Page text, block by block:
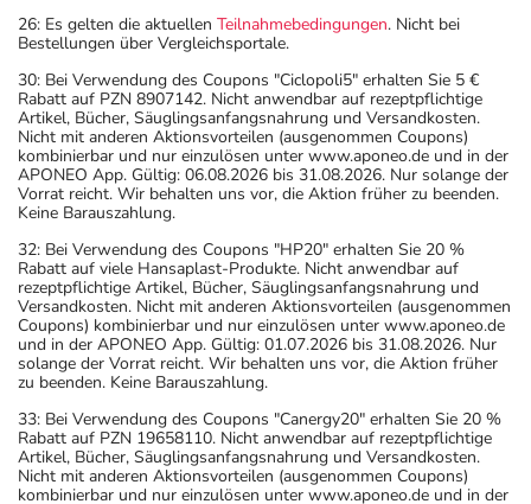
26: Es gelten die aktuellen Teilnahmebedingungen. Nicht bei
Bestellungen über Vergleichsportale.
30: Bei Verwendung des Coupons "Ciclopoli5" erhalten Sie 5 €
Rabatt auf PZN 8907142. Nicht anwendbar auf rezeptpflichtige
Artikel, Bücher, Säuglingsanfangsnahrung und Versandkosten.
Nicht mit anderen Aktionsvorteilen (ausgenommen Coupons)
kombinierbar und nur einzulösen unter www.aponeo.de und in der
APONEO App. Gültig: 06.08.2026 bis 31.08.2026. Nur solange der
Vorrat reicht. Wir behalten uns vor, die Aktion früher zu beenden.
Keine Barauszahlung.
32: Bei Verwendung des Coupons "HP20" erhalten Sie 20 %
Rabatt auf viele Hansaplast-Produkte. Nicht anwendbar auf
rezeptpflichtige Artikel, Bücher, Säuglingsanfangsnahrung und
Versandkosten. Nicht mit anderen Aktionsvorteilen (ausgenommen
Coupons) kombinierbar und nur einzulösen unter www.aponeo.de
und in der APONEO App. Gültig: 01.07.2026 bis 31.08.2026. Nur
solange der Vorrat reicht. Wir behalten uns vor, die Aktion früher
zu beenden. Keine Barauszahlung.
33: Bei Verwendung des Coupons "Canergy20" erhalten Sie 20 %
Rabatt auf PZN 19658110. Nicht anwendbar auf rezeptpflichtige
Artikel, Bücher, Säuglingsanfangsnahrung und Versandkosten.
Nicht mit anderen Aktionsvorteilen (ausgenommen Coupons)
kombinierbar und nur einzulösen unter www.aponeo.de und in der